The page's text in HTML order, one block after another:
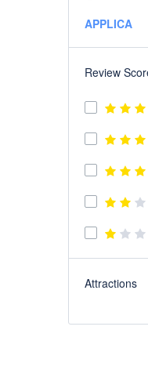
APPLICA
Review
Attractions